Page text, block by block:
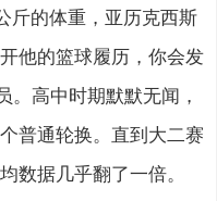
的体重，亚历克西斯
他的篮球履历，你会发
高中时期默默无闻，
普通轮换。直到大二赛
数据几乎翻了一倍。